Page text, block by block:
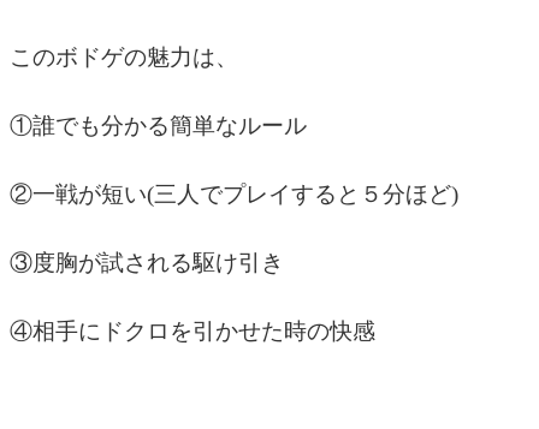
このボドゲの魅力は、
①誰でも分かる簡単なルール
②一戦が短い(三人でプレイすると５分ほど)
③度胸が試される駆け引き
④相手にドクロを引かせた時の快感